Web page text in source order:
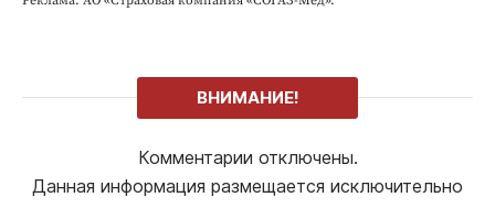
ВНИМАНИЕ!
Комментарии отключены.
Данная информация размещается исключительно